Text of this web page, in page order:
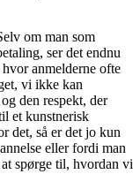
om man som
ser det endnu
anmelderne ofte
vi ikke kan
den respekt, der
et kunstnerisk
det, så er det jo kun
eller fordi man
spørge til, hvordan vi